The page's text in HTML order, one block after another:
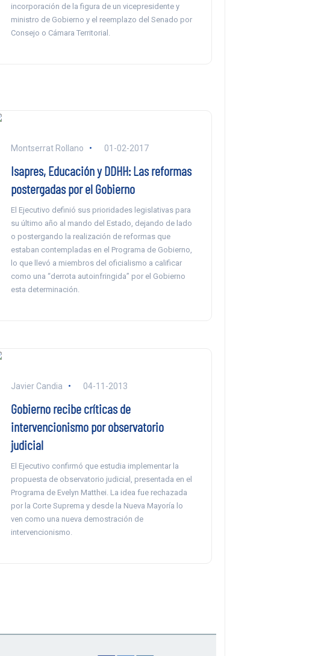
incorporación de la figura de un vicepresidente y
ministro de Gobierno y el reemplazo del Senado por
Consejo o Cámara Territorial.
Montserrat Rollano 01-02-2017
Isapres, Educación y DDHH: Las reformas
postergadas por el Gobierno
El Ejecutivo definió sus prioridades legislativas para
su último año al mando del Estado, dejando de lado
o postergando la realización de reformas que
estaban contempladas en el Programa de Gobierno,
lo que llevó a miembros del oficialismo a calificar
como una “derrota autoinfringida” por el Gobierno
esta determinación.
Javier Candia 04-11-2013
Gobierno recibe críticas de
intervencionismo por observatorio
judicial
El Ejecutivo confirmó que estudia implementar la
propuesta de observatorio judicial, presentada en el
Programa de Evelyn Matthei. La idea fue rechazada
por la Corte Suprema y desde la Nueva Mayoría lo
ven como una nueva demostración de
intervencionismo.